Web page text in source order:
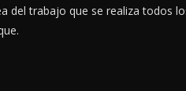
del trabajo que se realiza todos